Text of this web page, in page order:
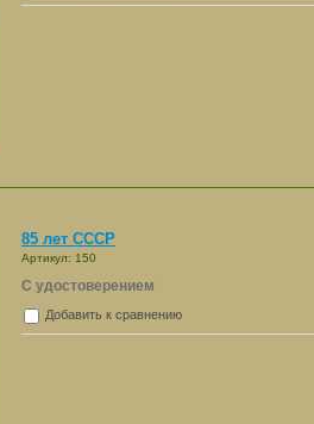
85 лет СССР
Артикул: 150
С удостоверением
Добавить к сравнению